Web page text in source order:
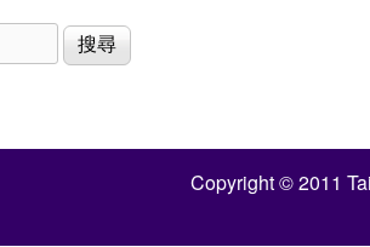
Copyright © 2011